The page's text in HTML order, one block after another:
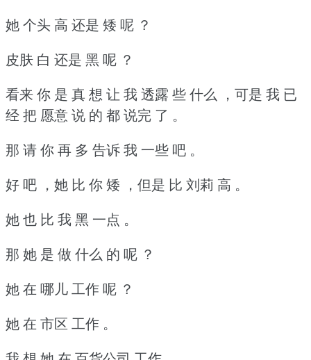
她 个头 高 还是 矮 呢 ？
皮肤 白 还是 黑 呢 ？
看来 你 是 真 想 让 我 透露 些 什么 ，可是 我 已
经 把 愿意 说 的 都 说完 了 。
那 请 你 再 多 告诉 我 一些 吧 。
好 吧 ，她 比 你 矮 ，但是 比 刘莉 高 。
她 也 比 我 黑 一点 。
那 她 是 做 什么 的 呢 ？
她 在 哪儿 工作 呢 ？
她 在 市区 工作 。